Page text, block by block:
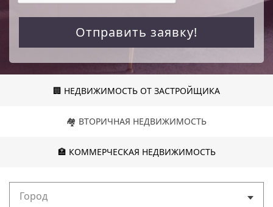
Отправить заявку!
🏢 НЕДВИЖИМОСТЬ ОТ ЗАСТРОЙЩИКА
🏘️ ВТОРИЧНАЯ НЕДВИЖИМОСТЬ
🏣 КОММЕРЧЕСКАЯ НЕДВИЖИМОСТЬ
Город